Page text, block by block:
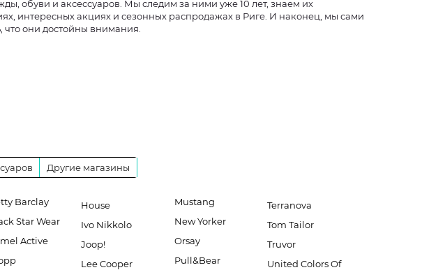
обуви и аксессуаров. Мы следим за ними уже 10 лет, знаем их
интересных акциях и сезонных распродажах в Риге. И наконец, мы сами
они достойны внимания.
Другие магазины
Barclay
Star Wear
Active
House
Ivo Nikkolo
Joop!
Lee Cooper
Mustang
New Yorker
Orsay
Pull&Bear
Terranova
Tom Tailor
Truvor
United Colors Of